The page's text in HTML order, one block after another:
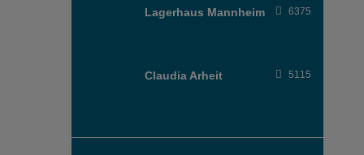
Lagerhaus Mannheim 6375
Claudia Arheit 5115